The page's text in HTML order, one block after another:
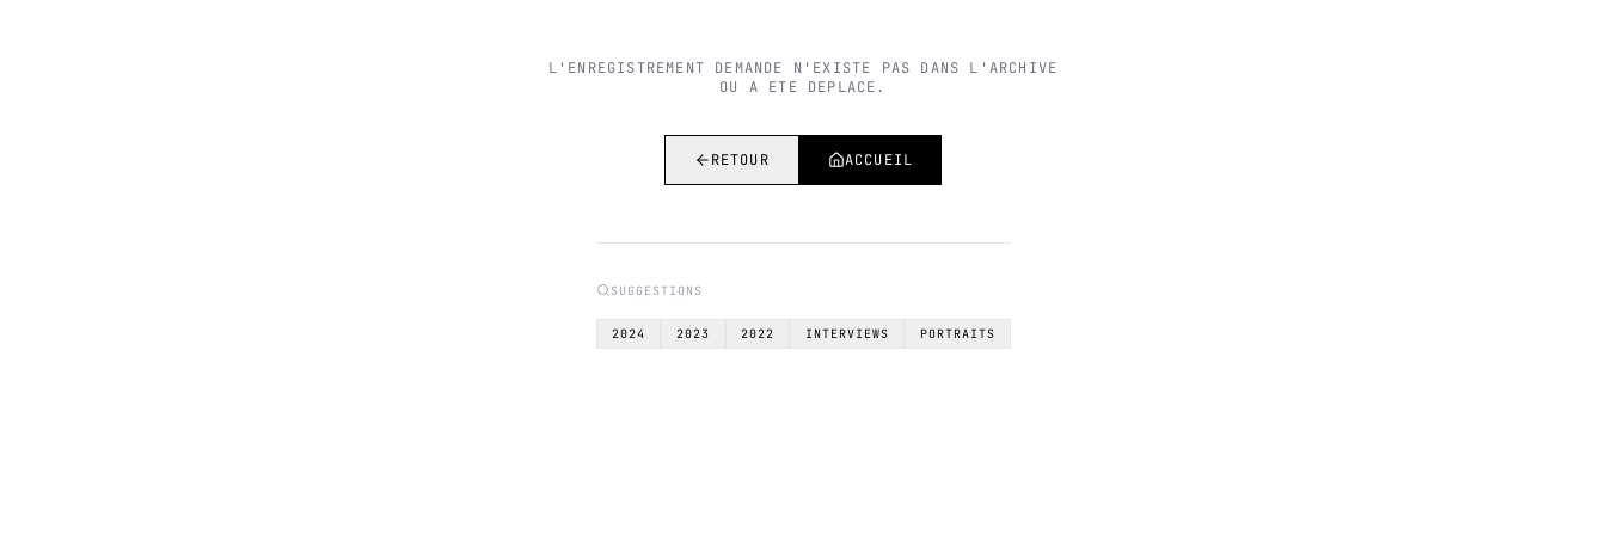
L'ENREGISTREMENT DEMANDE N'EXISTE PAS DANS L'ARCHIVE
OU A ETE DEPLACE.
RETOUR ACCUEIL
SUGGESTIONS
2024 2023 2022 INTERVIEWS PORTRAITS